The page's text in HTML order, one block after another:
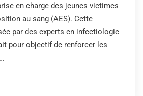
en charge des jeunes victimes
au sang (AES). Cette
par des experts en infectiologie
pour objectif de renforcer les